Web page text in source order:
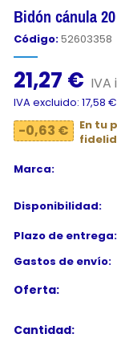
Bidón cánula
Código:52603358
21,27 € IVA
IVA excluido: 17,58 €
-0,63 €
En tu
Marca:
Disponibilidad:
Plazo de entrega:
Gastos de envío:
Oferta:
Cantidad: